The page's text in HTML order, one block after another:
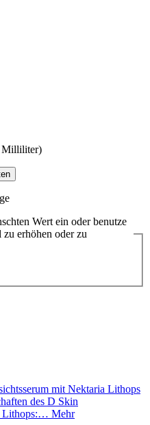
Milliliter)
Wert ein oder benutze
erhöhen oder zu
mit Nektaria Lithops
des D Skin
Lithops:… Mehr